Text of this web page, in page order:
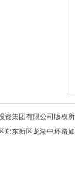
资集团有限公司版权
郑东新区龙湖中环路